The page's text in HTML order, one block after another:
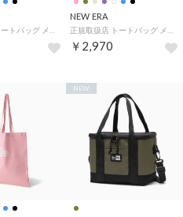
NEW ERA
￥2,970
NEW